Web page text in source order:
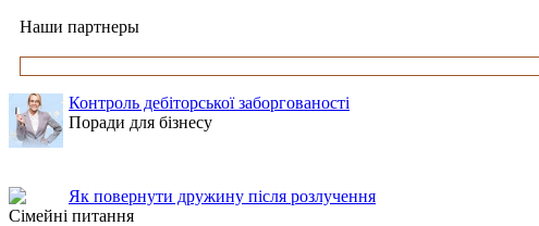
Наши партнеры
Контроль дебіторської заборгованості
Поради для бізнесу
Як повернути дружину після розлучення
Сімейні питання